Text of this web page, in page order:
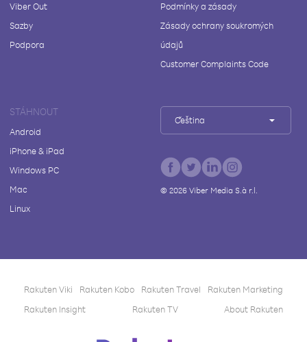
Viber Out
Sazby
Podpora
Podmínky a zásady
Zásady ochrany soukromých
údajů
Customer Complaints Code
STÁHNOUT
Android
iPhone & iPad
Windows PC
Mac
Linux
Čeština
© 2026Viber Media S.à r.l.
Rakuten Viki Rakuten Kobo Rakuten Travel
Rakuten Marketing
Rakuten Insight
Rakuten TV About Rakuten